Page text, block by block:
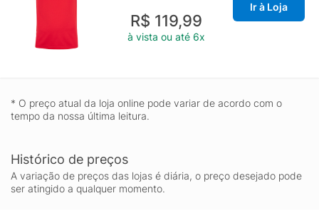
R$ 119,99
à vista ou até 6x
Ir à Loja
* O preço atual da loja online pode variar de acordo com o
tempo da nossa última leitura.
Histórico de preços
A variação de preços das lojas é diária, o preço desejado pode
ser atingido a qualquer momento.